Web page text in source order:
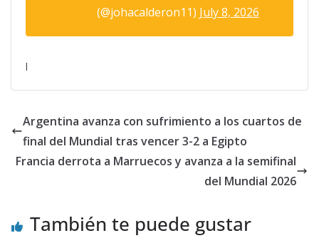
(@johacalderon11) July 8, 2026
l
Argentina avanza con sufrimiento a los cuartos de
final del Mundial tras vencer 3-2 a Egipto
Francia derrota a Marruecos y avanza a la semifinal
del Mundial 2026
También te puede gustar